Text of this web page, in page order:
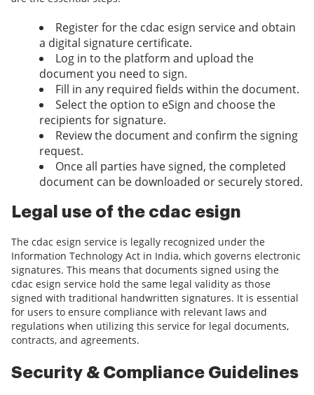
Register for the cdac esign service and obtain
a digital signature certificate.
Log in to the platform and upload the
document you need to sign.
Fill in any required fields within the document.
Select the option to eSign and choose the
recipients for signature.
Review the document and confirm the signing
request.
Once all parties have signed, the completed
document can be downloaded or securely stored.
Legal use of the cdac esign
The cdac esign service is legally recognized under the
Information Technology Act in India, which governs electronic
signatures. This means that documents signed using the
cdac esign service hold the same legal validity as those
signed with traditional handwritten signatures. It is essential
for users to ensure compliance with relevant laws and
regulations when utilizing this service for legal documents,
contracts, and agreements.
Security & Compliance Guidelines